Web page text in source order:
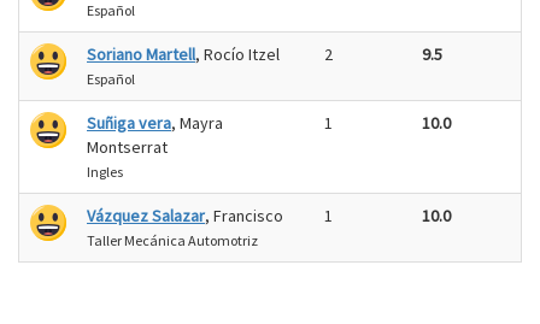
Español
Soriano Martell, Rocío Itzel
Español
2 9.5
Suñiga vera, Mayra
Montserrat
Ingles
1 10.0
Vázquez Salazar, Francisco
Taller Mecánica Automotriz
1 10.0